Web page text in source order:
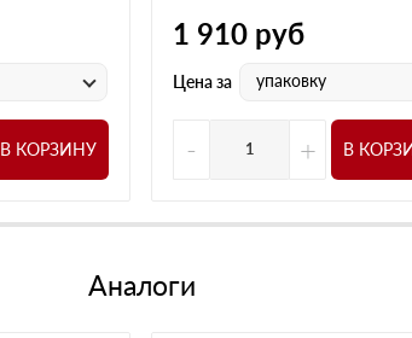
В КОРЗИНУ
1 910 руб
Цена за упаковку
- + В
Аналоги